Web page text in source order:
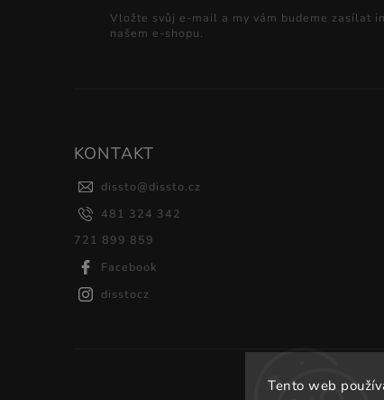
Tento web
Vložte svůj e-mail a my vám budeme zasílat
našem e-shopu.
KONTAKT
dissto@dissto.cz
481 324 342
721 899 859
Facebook
disstocz